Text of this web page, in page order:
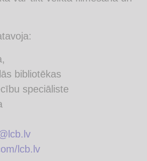
bibliotēkas
speciāliste
lcb.lv